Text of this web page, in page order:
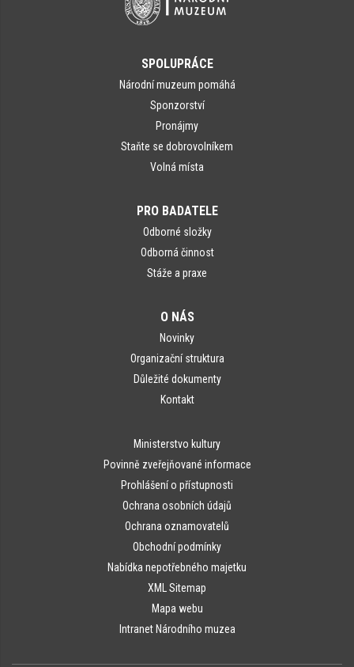
SPOLUPRÁCE
Národní muzeum pomáhá
Sponzorství
Pronájmy
Staňte se dobrovolníkem
Volná místa
PRO BADATELE
Odborné složky
Odborná činnost
Stáže a praxe
O NÁS
Novinky
Organizační struktura
Důležité dokumenty
Kontakt
Ministerstvo kultury
Povinně zveřejňované informace
Prohlášení o přístupnosti
Ochrana osobních údajů
Ochrana oznamovatelů
Obchodní podmínky
Nabídka nepotřebného majetku
XML Sitemap
Mapa webu
Intranet Národního muzea